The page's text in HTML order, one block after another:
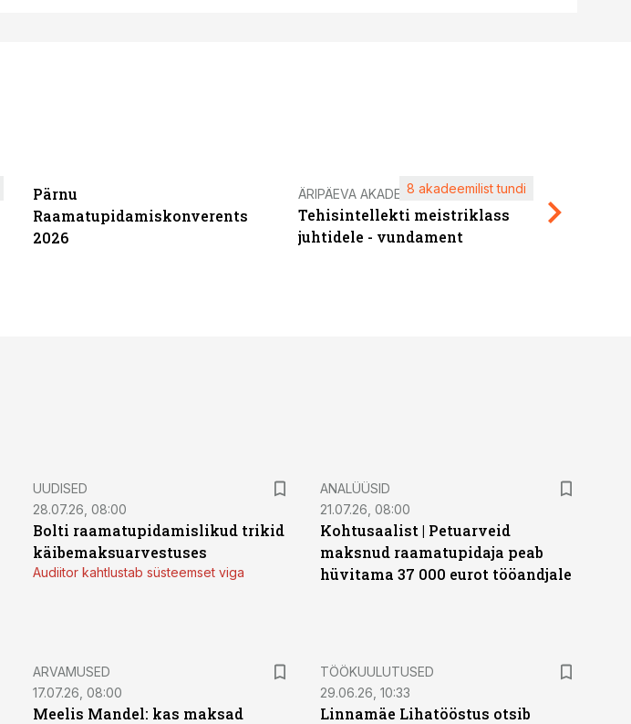
Pärnu
Raamatupidamiskonverents
2026
ÄRIPÄEVA AKADEEMIA
Tehisintellekti meistriklass
juhtidele - vundament
8 akadeemilist tundi
UUDISED
28.07.26, 08:00
Bolti raamatupidamislikud trikid
käibemaksuarvestuses
Audiitor kahtlustab süsteemset viga
ANALÜÜSID
21.07.26, 08:00
Kohtusaalist | Petuarveid
maksnud raamatupidaja peab
hüvitama 37 000 eurot tööandjale
ARVAMUSED
17.07.26, 08:00
Meelis Mandel: kas maksad
ST
TÖÖKUULUTUSED
29.06.26, 10:33
Linnamäe Lihatööstus otsib